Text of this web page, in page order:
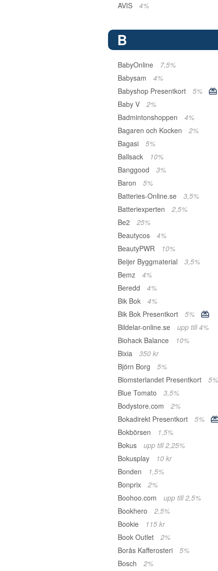
AVIS
4%
B
BabyOnline
7,5%
Babysam
4%
Babyshop Presentkort
5%
Baby V
2%
Badmintonshoppen
4%
Bagaren och Kocken
2%
Bagasi
5%
Ballsack
10%
Banggood
3%
Baron
5%
Batteries-Online.se
3,5%
Batteriexperten
2,5%
Be2
25%
Beautycos
4%
BeautyPWR
10%
Beijer Byggmaterial
3,5%
Bemz
4%
Beredd
4%
Bik Bok
4%
Bik Bok Presentkort
5%
Bildelar-online.se
upp till 4%
Biohack Balance
10%
Bixia
350 kr
Björn Borg
5%
Blomsterlandet Presentkort
5%
Blue Tomato
3,5%
Bodystore.com
2%
Bokadirekt Presentkort
5%
Bokbörsen
1,5%
Bokus
upp till 2,25%
Bokusplay
10 kr
Bonden
1,5%
Bonprix
2%
Boohoo.com
upp till 2,5%
Bookhero
2,5%
Bookie
115 kr
Book Outlet
2%
Borås Kafferosteri
5%
Bosch
2%